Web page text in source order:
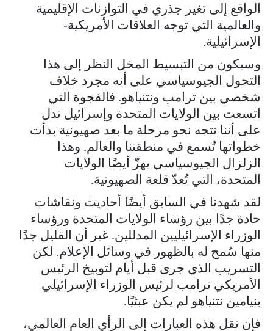
الواقع إلى تغير جذري في التوازنات الإقليمية
والعالمية التي توجه العلاقات الأمريكية-
الإسرائيلية.
وسيكون من التبسيط المخل النظر إلى هذا
التحول الجيوسياسي على أنه مجرد خلاف
شخصي بين ترامب ونتنياهو. فالفجوة التي
اتسعت بين الولايات المتحدة وإسرائيل تدل
على أننا نتجه نحو مرحلة ما بعد صهيونية بدأت
خطواتها تُسمع في منطقتنا والعالم. وهذا
الزلزال الجيوسياسي يهزّ أيضًا الولايات
المتحدة، التي تُعدّ قلعة الصهيونية.
لقد شهدنا في السابق أيضًا أحاديث ونقاشات
حادة جدًا بين رؤساء الولايات المتحدة ورؤساء
الوزراء الإسرائيليين المدللين. غير أن القليل جدًا
منها سُمح له بالظهور في وسائل الإعلام. لكن
التسريب الذي جرى قبل أيام لتوبيخ الرئيس
الأمريكي ترامب لرئيس الوزراء الإسرائيلي
بنيامين نتنياهو لم يكن عبثيًا.
فإن نقل هذه العبارات إلى الرأي العام العالمي،